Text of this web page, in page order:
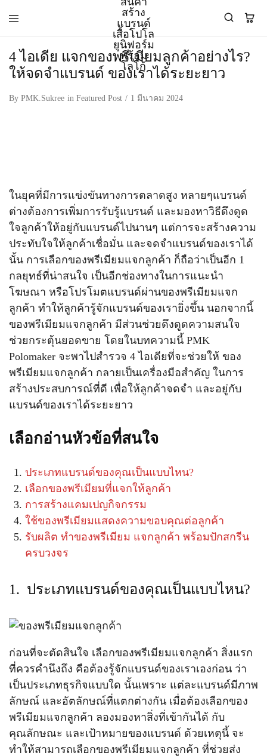
PMK
ผู้
โลโก้
ผู้
เสื้อ
เขียว
ที่2
4 ไอเดีย แจกของพรีเมียมลูกค้าอย่างไร?
ให้จดจำแบรนด์ ของเราได้ระยะยาว
By PMK.Sukree in Featured Post 1 มีนาคม 2024
ในยุคที่มีการแข่งขันทางการตลาดสูง หลายๆแบรนด์
ต่างต้องการเพิ่มการรับรู้แบรนด์ และมองหาวิธีดึงดูด
ใจลูกค้าให้อยู่กับแบรนด์ไปนานๆ แต่การจะสร้างความ
ประทับใจให้ลูกค้าเชื่อมั่น และจดจำแบรนด์ของเราได้
นั้น การเลือกของพรีเมียมแจกลูกค้า ก็ถือว่าเป็นอีก 1
กลยุทธ์ที่น่าสนใจ เป็นอีกช่องทางในการแนะนำ
โฆษณา หรือโปรโมตแบรนด์ผ่านของพรีเมียมแจก
ลูกค้า ทำให้ลูกค้ารู้จักแบรนด์ของเรายิ่งขึ้น นอกจากนี้
ของพรีเมียมแจกลูกค้า มีส่วนช่วยดึงดูดความสนใจ
ช่วยกระตุ้นยอดขาย โดยในบทความนี้ PMK
Polomaker จะพาไปสำรวจ 4 ไอเดียที่จะช่วยให้ ของ
พรีเมียมแจกลูกค้า กลายเป็นเครื่องมือสำคัญ ในการ
สร้างประสบการณ์ที่ดี เพื่อให้ลูกค้าจดจำ และอยู่กับ
แบรนด์ของเราได้ระยะยาว
เลือกอ่านหัวข้อที่สนใจ
ประเภทแบรนด์ของคุณเป็นแบบไหน?
เลือกของพรีเมียมที่แจกให้ลูกค้า
การสร้างแคมเปญกิจกรรม
ใช้ของพรีเมียมแสดงความขอบคุณต่อลูกค้า
รับผลิต ทำของพรีเมียม แจกลูกค้า พร้อมปักสกรีน
ครบวงจร
1. ประเภทแบรนด์ของคุณเป็นแบบไหน?
ก่อนที่จะตัดสินใจ เลือกของพรีเมียมแจกลูกค้า สิ่งแรก
ที่ควรคำนึงถึง คือต้องรู้จักแบรนด์ของเราเองก่อน ว่า
เป็นประเภทธุรกิจแบบใด นั้นเพราะ แต่ละแบรนด์มีภาพ
ลักษณ์ และอัตลักษณ์ที่แตกต่างกัน เมื่อต้องเลือกของ
พรีเมียมแจกลูกค้า ลองมองหาสิ่งที่เข้ากันได้ กับ
คุณลักษณะ และเป้าหมายของแบรนด์ ด้วยเหตุนี้ จะ
ทำให้สามารถเลือกของพรีเมียมแจกลูกค้า ที่ช่วยส่ง